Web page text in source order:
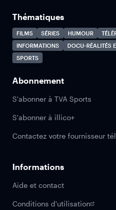
Thématiques
FILMS SÉRIES HUMOUR
INFORMATIONS
DOCU-RÉALITÉS
SPORTS
Abonnement
S'abonner à TVA Sports
S'abonner à illico+
Contactez votre fournisseur
Informations
Aide et contact
Conditions d'utilisation